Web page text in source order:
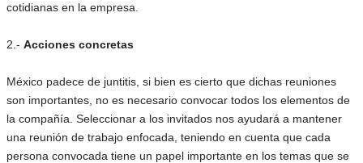
cotidianas en la empresa.
2.- Acciones concretas
México padece de juntitis, si bien es cierto que dichas reuniones
son importantes, no es necesario convocar todos los elementos de
la compañía. Seleccionar a los invitados nos ayudará a mantener
una reunión de trabajo enfocada, teniendo en cuenta que cada
persona convocada tiene un papel importante en los temas que se